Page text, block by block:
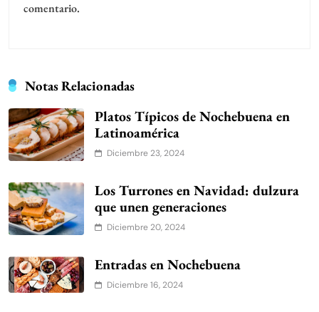
comentario.
Notas Relacionadas
Platos Típicos de Nochebuena en
Latinoamérica
Diciembre 23, 2024
Los Turrones en Navidad: dulzura
que unen generaciones
Diciembre 20, 2024
Entradas en Nochebuena
Diciembre 16, 2024